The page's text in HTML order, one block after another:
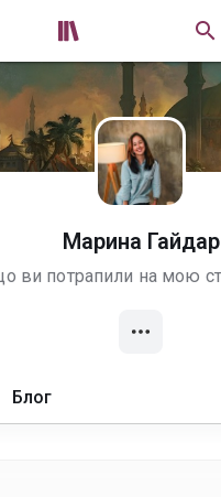

Марина Гайдар
Блог